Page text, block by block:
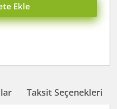
Ekle
Taksit Seçenekleri